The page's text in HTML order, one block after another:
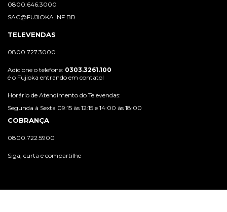
0800.646.3000
SAC@FUJIOKA.INF.BR
TELEVENDAS
0800.727.3000
Adicione o telefone: 0303.3261.100
é o Fujioka entrando em contato!
Horário de Atendimento do Televendas:
Segunda à Sexta 09:15 às 12:15 e 14:00 às 18:00
COBRANÇA
0800.722.5900
Siga, curta e compartilhe